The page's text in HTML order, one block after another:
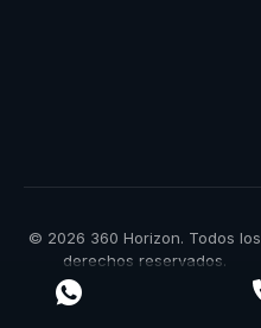
© 2026 360 Horizon. Todos los
derechos reservados.